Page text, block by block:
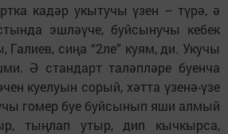
кадәр укытучы үзен – түрә, ә
эшләүче, буйсынучы кебек
Галиев, сиңа “2ле” куям, ди. Укучы
Ә стандарт таләпләре буенча
куелуын сорый, хәтта үзенә-үзе
гомер буе буйсынып яши алмый
тыңлап утыр, дип кычкырса,